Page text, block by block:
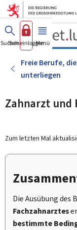
Suchen
Sich einloggen
Menü Haupt-
Freie Berufe,
unterliegen
Zahnarzt und
Zum letzten Mal
Die Ausübung des
Fachzahnarztes
bestimmte